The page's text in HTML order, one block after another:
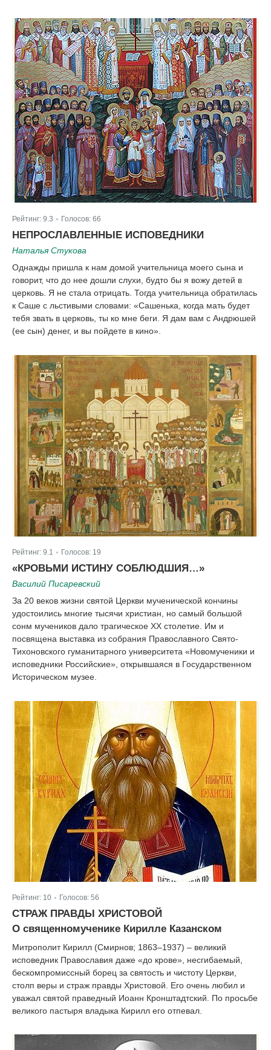
Рейтинг: 9.3 Голосов: 66
НЕПРОСЛАВЛЕННЫЕ ИСПОВЕДНИКИ
Наталья Стукова
Однажды пришла к нам домой учительница моего сына и
говорит, что до нее дошли слухи, будто бы я вожу детей в
церковь. Я не стала отрицать. Тогда учительница обратилась
к Саше с льстивыми словами: «Сашенька, когда мать будет
тебя звать в церковь, ты ко мне беги. Я дам вам с Андрюшей
(ее сын) денег, и вы пойдете в кино».
Рейтинг: 9.1 Голосов: 19
«КРОВЬМИ ИСТИНУ СОБЛЮДШИЯ…»
Василий Писаревский
За 20 веков жизни святой Церкви мученической кончины
удостоились многие тысячи христиан, но самый большой
сонм мучеников дало трагическое ХХ столетие. Им и
посвящена выставка из собрания Православного Свято-
Тихоновского гуманитарного университета «Новомученики и
исповедники Российские», открывшаяся в Государственном
Историческом музее.
Рейтинг: 10 Голосов: 56
СТРАЖ ПРАВДЫ ХРИСТОВОЙ
О священномученике Кирилле Казанском
Митрополит Кирилл (Смирнов; 1863–1937) – великий
исповедник Православия даже «до крове», несгибаемый,
бескомпромиссный борец за святость и чистоту Церкви,
столп веры и страж правды Христовой. Его очень любил и
уважал святой праведный Иоанн Кронштадтский. По просьбе
великого пастыря владыка Кирилл его отпевал.